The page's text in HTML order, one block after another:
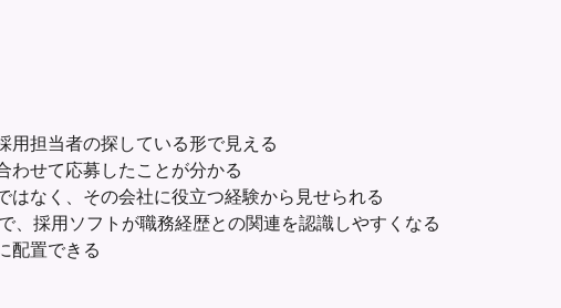
用担当者の探している形で見える
わせて応募したことが分かる
はなく、その会社に役立つ経験から見せられる
、採用ソフトが職務経歴との関連を認識しやすくなる
配置できる